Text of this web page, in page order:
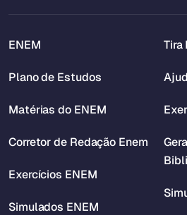
ENEM
Plano de Estudos
Matérias do ENEM
Corretor de Redação Enem
Exercícios ENEM
Simulados ENEM
Tira